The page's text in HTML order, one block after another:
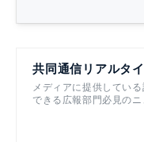
共同通信リアルタ
メディアに提供してい
できる広報部門必見の